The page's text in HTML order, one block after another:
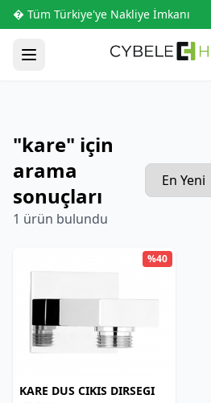
� Tüm Türkiye'ye Nakliye İmkanı
"kare" için
arama
sonuçları
1 ürün bulundu
%40
KARE DUS CIKIS DIRSEGI